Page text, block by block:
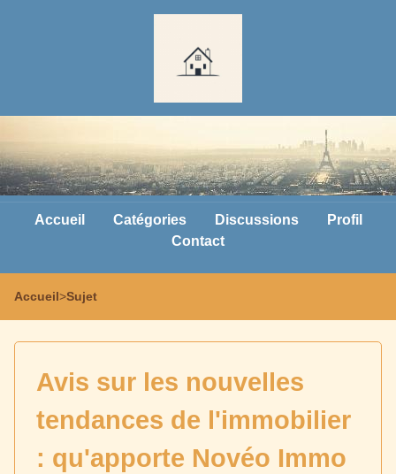
Accueil Catégories Discussions
Profil
Contact
Accueil>Sujet
Avis sur les nouvelles
tendances de l'immobilier
: qu'apporte Novéo Immo